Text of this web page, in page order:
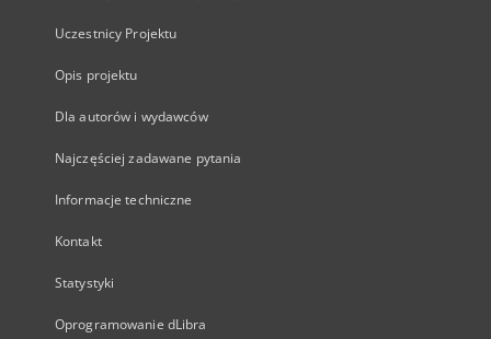
Uczestnicy Projektu
Opis projektu
Dla autorów i wydawców
Najczęściej zadawane pytania
Informacje techniczne
Kontakt
Statystyki
Oprogramowanie dLibra